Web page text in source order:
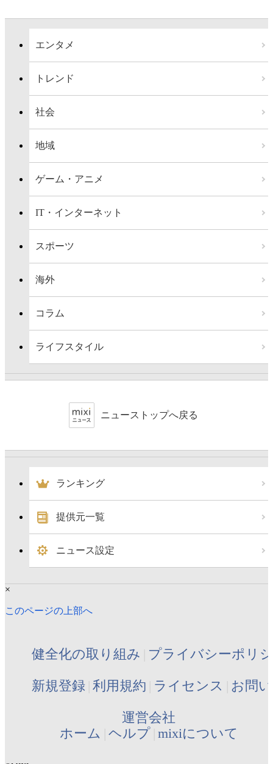
エンタメ
トレンド
社会
地域
ゲーム・アニメ
IT・インターネット
スポーツ
海外
コラム
ライフスタイル
ニューストップへ戻る
ランキング
提供元一覧
ニュース設定
×
このページの上部へ
健全化の取り組み プライバシーポリ
新規登録 利用規約 ライセンス お問
運営会社
ホーム ヘルプ mixiについて